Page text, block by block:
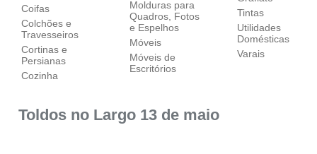
Coifas
Colchões e
Travesseiros
Cortinas e
Persianas
Cozinha
Molduras para
Quadros, Fotos
e Espelhos
Móveis
Móveis de
Escritórios
Tintas
Utilidades
Domésticas
Varais
Toldos no Largo 13 de maio